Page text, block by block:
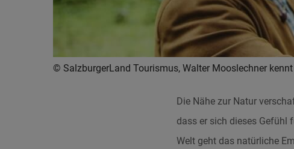
© SalzburgerLand Tourismus, Walter Mooslechner
Die Nähe zur Natur
dass er sich dieses Gefühl
Welt geht das natürliche